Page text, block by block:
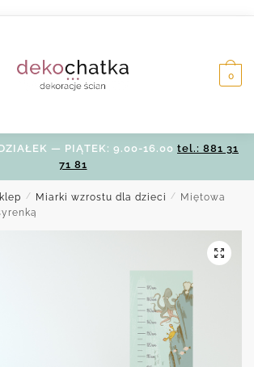
0
— PIĄTEK: 9.00-16.00 tel.: 881 31
71 81
/ Miarki wzrostu dla dzieci /
Miętowa